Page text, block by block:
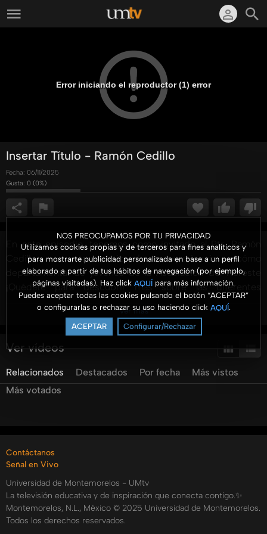
NOS PREOCUPAMOS POR TU PRIVACIDAD
Utilizamos cookies propias y de terceros para fines analíticos y
para mostrarte publicidad personalizada en base a un perfil
elaborado a partir de tus hábitos de navegación (por ejemplo,
páginas visitadas). Haz click AQUÍ para más información.
Puedes aceptar todas las cookies pulsando el botón “ACEPTAR”
o configurarlas o rechazar su uso haciendo click AQUÍ.
ACEPTAR Configurar/Rechazar
Error iniciando el reproductor (1) error
Insertar Título - Ramón Cedillo
Fecha: 06/11/2025
Gusta: 0 (0%)
En este episodio, tenemos como invitado al Ptr. Ramón
Cedillo , nos estará platicando su experiencia en cómo
departamental de jóvenes de la Asociación del Noreste
¡Quédate para descubrir más sobre las diferentes
opiniones! ????✨ ???? Suscríbete para más episodios
inspiradores y compártelo con alguien que pueda
Insertar Título por:
Spotify:
Categorías:
Tags:
umradio
yared garcia esther cordoba
Ver más
Ver vídeos
Relacionados Destacados Por fecha
Más vistos
Más votados
Contáctanos
Señal en Vivo
Universidad de Montemorelos - UMtv
La televisión educativa y de inspiración que conecta contigo.✨
Montemorelos, N.L., México © 2025 Universidad de Montemorelos.
Todos los derechos reservados.